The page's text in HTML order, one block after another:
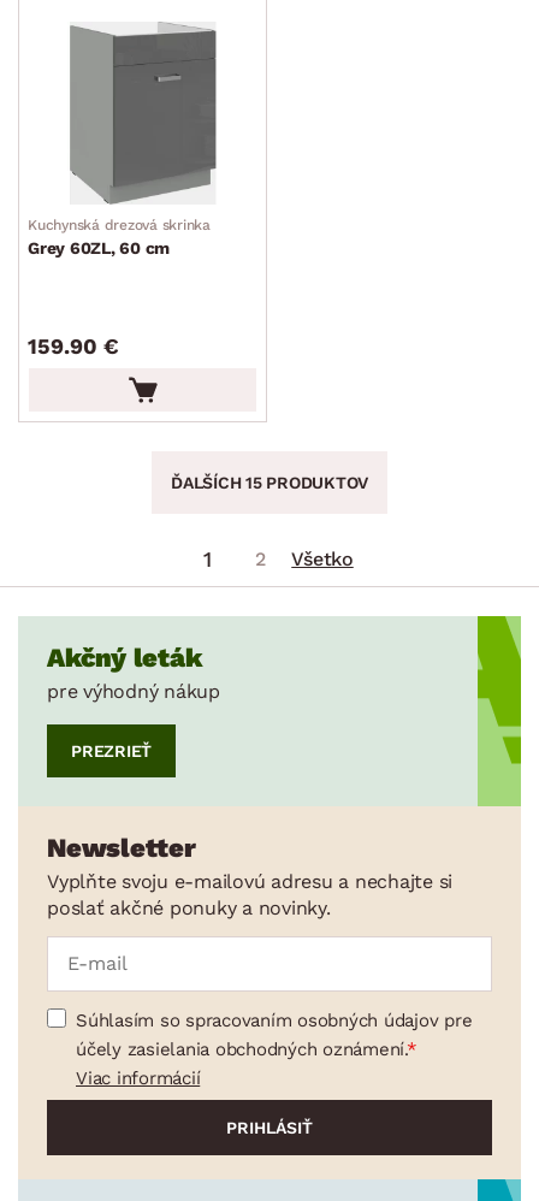
Kuchynská drezová skrinka
Grey 60ZL, 60 cm
159.90 €
ĎALŠÍCH 15 PRODUKTOV
1 2 Všetko
Akčný leták
pre výhodný nákup
PREZRIEŤ
Newsletter
Vyplňte svoju e-mailovú adresu a nechajte si
poslať akčné ponuky a novinky.
Súhlasím so spracovaním osobných údajov pre
účely zasielania obchodných oznámení.
Viac informácií